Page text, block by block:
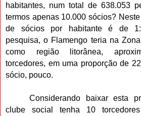
habitantes, num total de 638.053
termos apenas 10.000 sócios?
de sócios por habitante é de
pesquisa, o Flamengo teria na
como região litorânea,
torcedores, em uma proporção de
sócio, pouco.
Considerando baixar esta
clube social tenha 10